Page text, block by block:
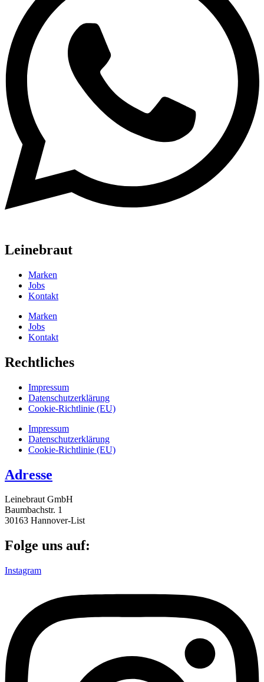
Leinebraut
Marken
Jobs
Kontakt
Marken
Jobs
Kontakt
Rechtliches
Impressum
Datenschutz­erklärung
Cookie-Richtlinie (EU)
Impressum
Datenschutz­erklärung
Cookie-Richtlinie (EU)
Adresse
Leinebraut GmbH
Baumbachstr. 1
30163 Hannover-List
Folge uns auf:
Instagram